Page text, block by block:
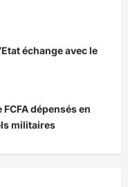
échange avec le
dépensés en
militaires